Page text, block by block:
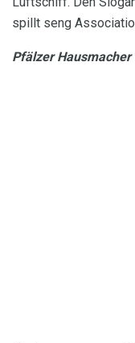
spillt seng
Pfälzer